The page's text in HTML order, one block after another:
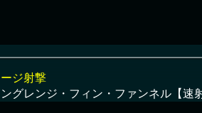
ジ射撃
ングレンジ・フィン・ファンネル【速